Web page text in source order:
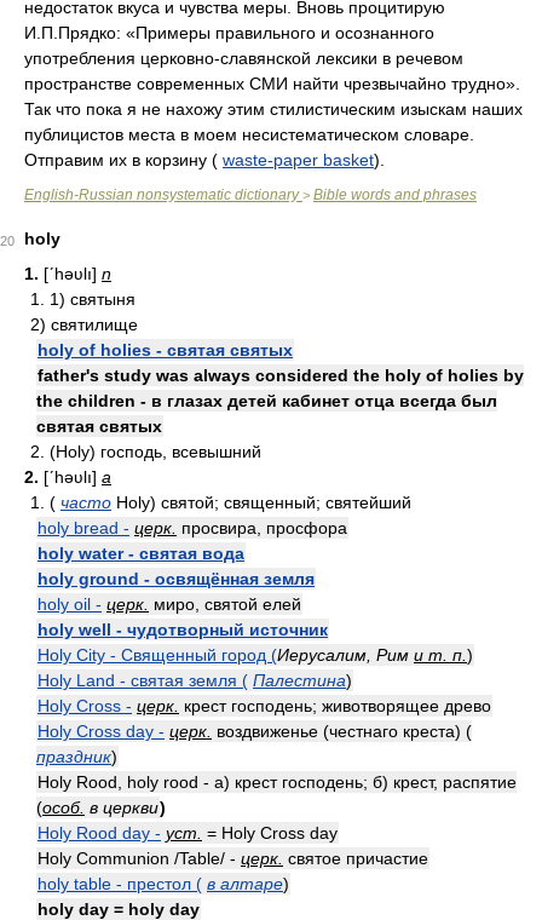
недостаток вкуса и чувства меры. Вновь процитирую
И.П.Прядко: «Примеры правильного и осознанного
употребления церковно-славянской лексики в речевом
пространстве современных СМИ найти чрезвычайно трудно».
Так что пока я не нахожу этим стилистическим изыскам наших
публицистов места в моем несистематическом словаре.
Отправим их в корзину ( waste-paper basket).
English-Russian nonsystematic dictionary> Bible words and phrases
20
holy
1. [ʹhəʋlı] n
1. 1) святыня
2) святилище
holy of holies - святая святых
father's study was always considered the holy of holies by
the children - в глазах детей кабинет отца всегда был
святая святых
2. (Holy) господь, всевышний
2. [ʹhəʋlı] a
1. ( часто Holy) святой; священный; святейший
holy bread - церк. просвира, просфора
holy water - святая вода
holy ground - освящённая земля
holy oil - церк. миро, святой елей
holy well - чудотворный источник
Holy City - Священный город (Иерусалим, Рим и т. п. )
Holy Land - святая земля ( Палестина)
Holy Cross - церк. крест господень; животворящее древо
Holy Cross day - церк. воздвиженье (честнаго креста) (
праздник)
Holy Rood, holy rood - а) крест господень; б) крест, распятие
(особ. в церкви)
Holy Rood day - уст. = Holy Cross day
Holy Communion /Table/ - церк. святое причастие
holy table - престол ( в алтаре)
holy day = holy day